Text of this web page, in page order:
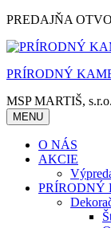
Skip
content
PREDAJŇA
PRÍRODNÝ
MSP MARTIŠ, s.r.o.
MENU
O NÁS
AKCIE
PRÍRODNÝ